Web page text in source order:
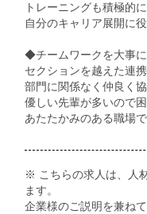
トレーニングも積極的
自分のキャリア展開に
◆チームワークを大事
セクションを越えた連携
部門に関係なく仲良く
優しい先輩が多いので
あたたかみのある職場で
※ こちらの求人は、人
ます。
企業様のご説明を兼ね